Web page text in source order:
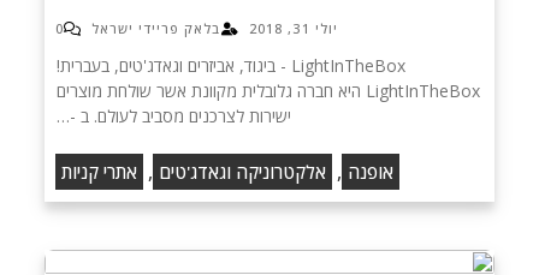
יולי 31, 2018 בלאק פריידי ישראל 0
LightInTheBox - ביגוד, אביזרים וגאדג'טים, בעברית!
LightInTheBox היא חברה גלובלית מקוונת אשר שולחת מוצרים
ישירות לצרכנים מסביב לעולם. ב -…
אופנה , אלקטרוניקה וגאדג'טים , אתרי קניות